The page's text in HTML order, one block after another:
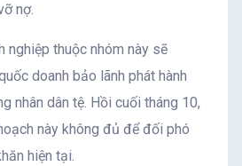
nợ.
nghiệp thuộc nhóm này sẽ
doanh bảo lãnh phát hành
nhân dân tệ. Hồi cuối tháng 10,
này không đủ để đối phó
hiện tại.